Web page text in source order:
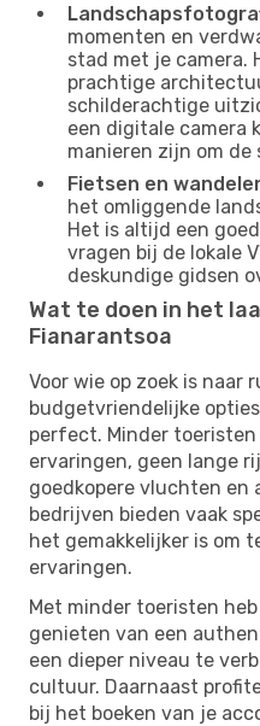
momenten en
stad met je camera.
prachtige
schilderachtige
een digitale camera
manieren zijn om
Fietsen en
het omliggende
Het is altijd een
vragen bij de lokale
deskundige gidsen
Wat te doen in het
Fianarantsoa
Voor wie op zoek is naar
budgetvriendelijke
perfect. Minder
ervaringen, geen lange
goedkopere vluchten en
bedrijven bieden vaak
het gemakkelijker is om
ervaringen.
Met minder toeristen
genieten van een
een dieper niveau te
cultuur. Daarnaast
bij het boeken van je